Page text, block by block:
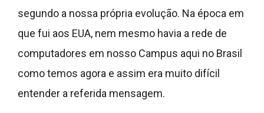
segundo a nossa própria evolução. Na época em
que fui aos EUA, nem mesmo havia a rede de
computadores em nosso Campus aqui no Brasil
como temos agora e assim era muito difícil
entender a referida mensagem.